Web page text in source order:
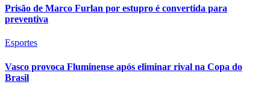
Prisão de Marco Furlan por estupro é convertida para
preventiva
Esportes
Vasco provoca Fluminense após eliminar rival na Copa do
Brasil